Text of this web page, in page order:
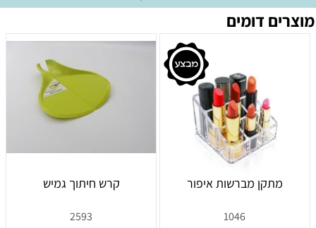
מוצרים דומים
מתקן מברשות איפור
1046
קרש חיתוך גמיש
2593